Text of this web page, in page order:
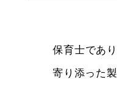
保育士であ
寄り添った